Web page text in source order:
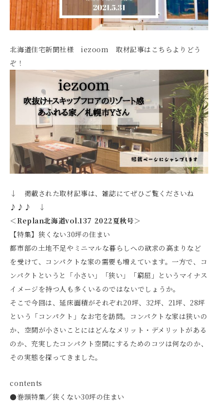
北海道住宅新聞社様 iezoom 取材記事はこちらよりどう
ぞ！
↓ 掲載された取材記事は、雑誌にてぜひご覧くださいね
♪♪♪ ↓
＜Replan北海道vol.137 2022夏秋号＞
【特集】狭くない30坪の住まい
都市部の土地不足やミニマルな暮らしへの欲求の高まりなど
を受けて、コンパクトな家の需要も増えています。一方で、コ
ンパクトというと「小さい」「狭い」「窮屈」というマイナス
イメージを持つ人も多くいるのではないでしょうか。
そこで今回は、延床面積がそれぞれ20坪、32坪、21坪、28坪
という「コンパクト」なお宅を訪問。コンパクトな家は狭いの
か、空間が小さいことにはどんなメリット・デメリットがある
のか、充実したコンパクト空間にするためのコツは何なのか、
その実態を探ってきました。
contents
●巻頭特集／狭くない30坪の住まい